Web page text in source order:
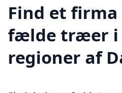
Find et
fælde træer i
regioner af